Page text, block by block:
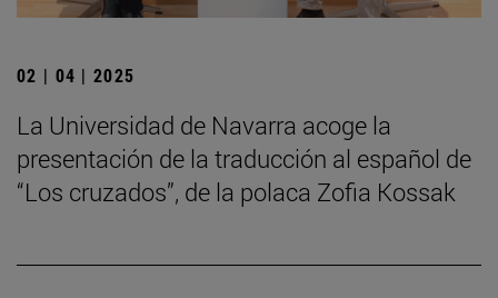
02 | 04 | 2025
La Universidad de Navarra acoge la
presentación de la traducción al español de
“Los cruzados”, de la polaca Zofia Kossak